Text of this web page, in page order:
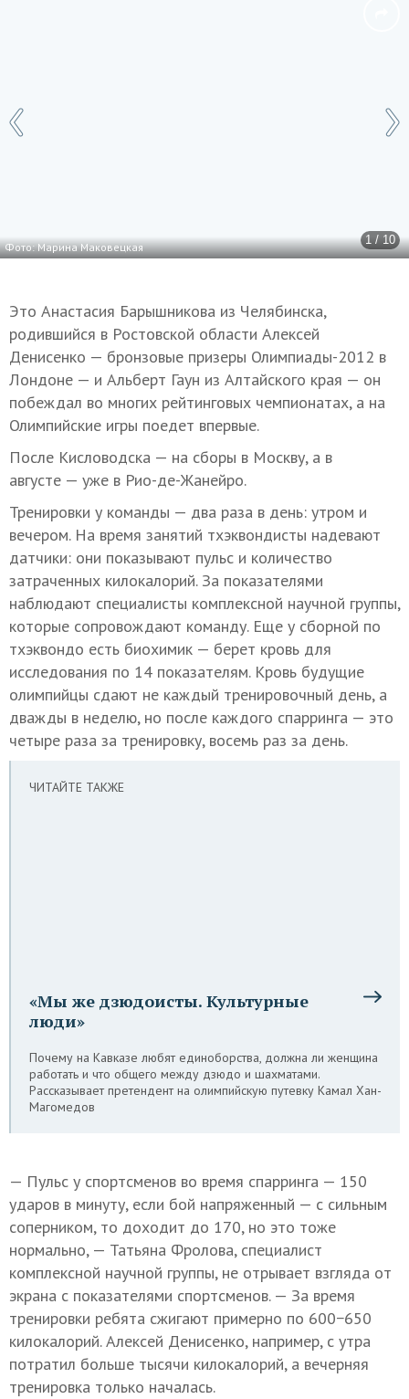
1 / 10
Фото: Марина Маковецкая
Это Анастасия Барышникова из Челябинска,
родившийся в Ростовской области Алексей
Денисенко — бронзовые призеры Олимпиады-2012 в
Лондоне — и Альберт Гаун из Алтайского края — он
побеждал во многих рейтинговых чемпионатах, а на
Олимпийские игры поедет впервые.
После Кисловодска — на сборы в Москву, а в
августе — уже в Рио-де-Жанейро.
Тренировки у команды — два раза в день: утром и
вечером. На время занятий тхэквондисты надевают
датчики: они показывают пульс и количество
затраченных килокалорий. За показателями
наблюдают специалисты комплексной научной группы,
которые сопровождают команду. Еще у сборной по
тхэквондо есть биохимик — берет кровь для
исследования по 14 показателям. Кровь будущие
олимпийцы сдают не каждый тренировочный день, а
дважды в неделю, но после каждого спарринга — это
четыре раза за тренировку, восемь раз за день.
ЧИТАЙТЕ ТАКЖЕ
«Мы же дзюдоисты. Культурные
люди»
Почему на Кавказе любят единоборства, должна ли женщина
работать и что общего между дзюдо и шахматами.
Рассказывает претендент на олимпийскую путевку Камал Хан-
Магомедов
— Пульс у спортсменов во время спарринга — 150
ударов в минуту, если бой напряженный — с сильным
соперником, то доходит до 170, но это тоже
нормально, — Татьяна Фролова, специалист
комплексной научной группы, не отрывает взгляда от
экрана с показателями спортсменов. — За время
тренировки ребята сжигают примерно по 600−650
килокалорий. Алексей Денисенко, например, с утра
потратил больше тысячи килокалорий, а вечерняя
тренировка только началась.